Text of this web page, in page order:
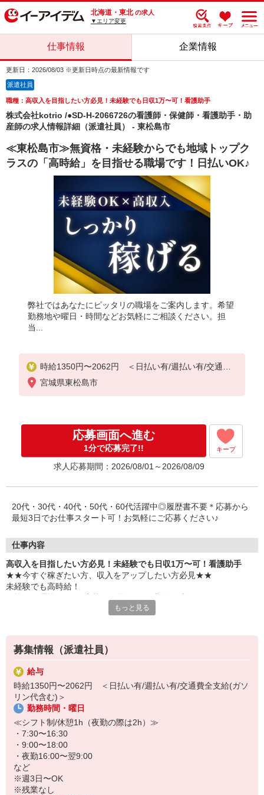
北海道・東北 の求人
▼エリア変更
仕事情報 企業情報
更新日：2026/08/03 ※更新日時点の最新情報です
派遣社員
職種：高収入を目指したい方必見！未経験でも日収1万〜可！看護助手
株式会社kotrio /●SD-H-2066726の看護師・保健師・看護助手・助
産師の求人情報詳細（派遣社員） - 東松島市
≪東松島市≫無資格・未経験からでも地域トップク
ラスの「高時給」を目指せる職場です！日払いOK♪
弊社ではあなたにピッタリの職場をご案内します。希望
勤務地や曜日・時間などお気軽にご相談ください。担
当...
時給1350円〜2062円 ＜日払い有/週払い有/交通費
全支給(ガソリン代含む)＞
宮城県東松島市
応募画面へ進む
1分で応募完了!! キープ
求人応募期間：2026/08/01～2026/08/09
20代・30代・40代・50代・60代活躍中◎履歴書不要＊応募から
最短3日でお仕事スタート可！お気軽にご応募ください♪
仕事内容
高収入を目指したい方必見！未経験でも日収1万〜可！看護助手
★★今すぐ稼ぎたい方、収入をアップしたい方必見★★
未経験でも高時給！
医療業界で安定して働ける人気の看護助手♪
・シーツ交換
・病室の清掃
・医療器具の消毒
・患者さんの介助
など
研修・サポート体制がしっかりしているので
無資格・未経験・ブランクがある方も安心して働けます♪
【日収例】
時給1,350円×8h＝10,800円
※さらに稼ぎたい方は夜勤シフトも入れます！
もっと見る
募集情報（派遣社員）
給与
時給1350円〜2062円 ＜日払い有/週払い有/交通費全支給(ガソ
リン代含む)＞
勤務時間・曜日
≪シフト制/休憩1h（夜勤の際は2h）≫
・7:30〜16:30
・9:00〜18:00
・夜勤16:00〜翌9:00
など
※週3日〜OK
※残業なし